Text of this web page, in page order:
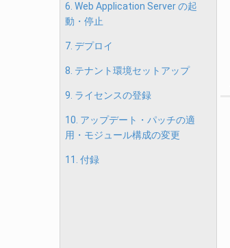
6. Web Application Server の起
動・停止
7. デプロイ
8. テナント環境セットアップ
9. ライセンスの登録
10. アップデート・パッチの適
用・モジュール構成の変更
11. 付録